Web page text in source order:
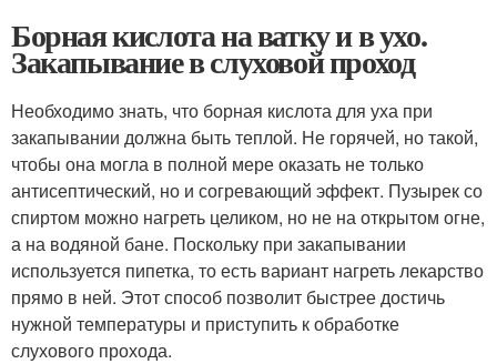
Борная кислота на ватку и в ухо.
Закапывание в слуховой проход
Необходимо знать, что борная кислота для уха при
закапывании должна быть теплой. Не горячей, но такой,
чтобы она могла в полной мере оказать не только
антисептический, но и согревающий эффект. Пузырек со
спиртом можно нагреть целиком, но не на открытом огне,
а на водяной бане. Поскольку при закапывании
используется пипетка, то есть вариант нагреть лекарство
прямо в ней. Этот способ позволит быстрее достичь
нужной температуры и приступить к обработке
слухового прохода.